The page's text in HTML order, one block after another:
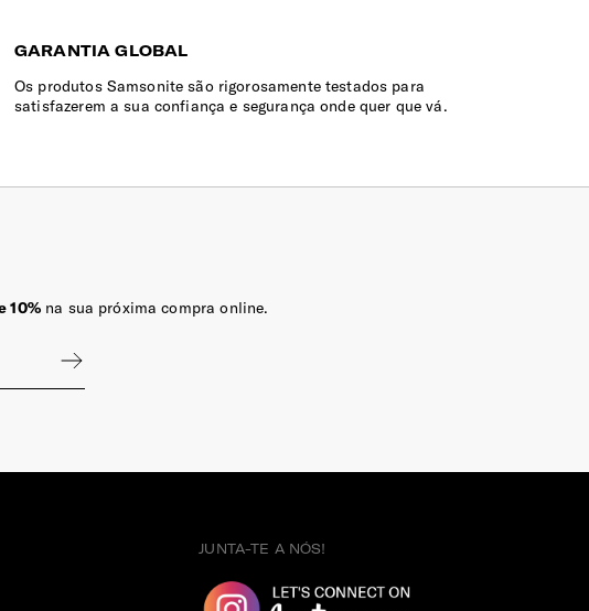
GARANTIA GLOBAL
Os produtos Samsonite são rigorosamente testados para
satisfazerem a sua confiança e segurança onde quer que vá.
10%na sua próxima compra online.
JUNTA-TE A NÓS!